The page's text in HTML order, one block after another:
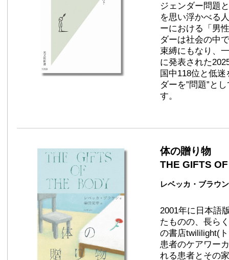
ジェンダー問題
を思い浮かべる
ーにおける「男
ダーは社会の中
束縛にもなり、
に発表された
国中118位と低
ダーを”問題”と
す。
体の贈り物
THE GIFTS
レベッカ・ブラウ
2001年に日本語
たものの、長ら
の書店twililight(
患者のケアワー
れる患者とその